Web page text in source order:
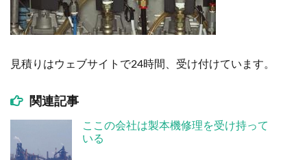
見積りはウェブサイトで24時間、受け付けています。
関連記事
ここの会社は製本機修理を受け持って
いる